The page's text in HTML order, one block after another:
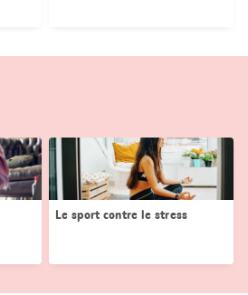
Le sport contre le stress